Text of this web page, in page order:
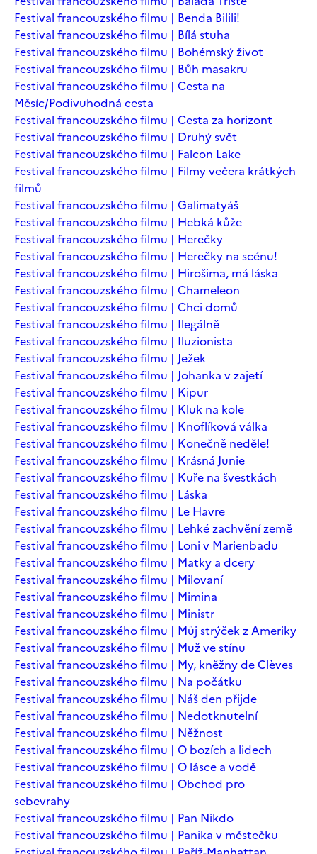
Festival francouzského filmu | Benda Bilili!
Festival francouzského filmu | Bílá stuha
Festival francouzského filmu | Bohémský život
Festival francouzského filmu | Bůh masakru
Festival francouzského filmu | Cesta na
Měsíc/Podivuhodná cesta
Festival francouzského filmu | Cesta za horizont
Festival francouzského filmu | Druhý svět
Festival francouzského filmu | Falcon Lake
Festival francouzského filmu | Filmy večera krátkých
filmů
Festival francouzského filmu | Galimatyáš
Festival francouzského filmu | Hebká kůže
Festival francouzského filmu | Herečky
Festival francouzského filmu | Herečky na scénu!
Festival francouzského filmu | Hirošima, má láska
Festival francouzského filmu | Chameleon
Festival francouzského filmu | Chci domů
Festival francouzského filmu | Ilegálně
Festival francouzského filmu | Iluzionista
Festival francouzského filmu | Ježek
Festival francouzského filmu | Johanka v zajetí
Festival francouzského filmu | Kipur
Festival francouzského filmu | Kluk na kole
Festival francouzského filmu | Knoflíková válka
Festival francouzského filmu | Konečně neděle!
Festival francouzského filmu | Krásná Junie
Festival francouzského filmu | Kuře na švestkách
Festival francouzského filmu | Láska
Festival francouzského filmu | Le Havre
Festival francouzského filmu | Lehké zachvění země
Festival francouzského filmu | Loni v Marienbadu
Festival francouzského filmu | Matky a dcery
Festival francouzského filmu | Milovaní
Festival francouzského filmu | Mimina
Festival francouzského filmu | Ministr
Festival francouzského filmu | Můj strýček z Ameriky
Festival francouzského filmu | Muž ve stínu
Festival francouzského filmu | My, kněžny de Clèves
Festival francouzského filmu | Na počátku
Festival francouzského filmu | Náš den přijde
Festival francouzského filmu | Nedotknutelní
Festival francouzského filmu | Něžnost
Festival francouzského filmu | O bozích a lidech
Festival francouzského filmu | O lásce a vodě
Festival francouzského filmu | Obchod pro
sebevrahy
Festival francouzského filmu | Pan Nikdo
Festival francouzského filmu | Panika v městečku